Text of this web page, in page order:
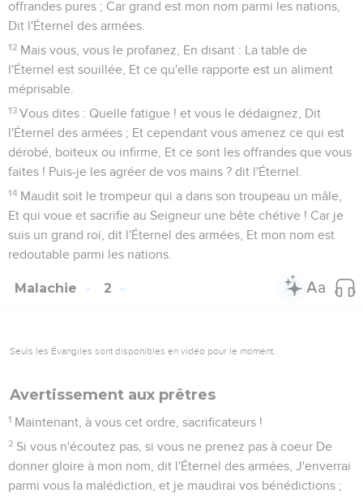
offrandes pures ; Car grand est mon nom parmi les nations,
Dit l'Éternel des armées.
12 Mais vous, vous le profanez, En disant : La table de
l'Éternel est souillée, Et ce qu'elle rapporte est un aliment
méprisable.
13 Vous dites : Quelle fatigue ! et vous le dédaignez, Dit
l'Éternel des armées ; Et cependant vous amenez ce qui est
dérobé, boiteux ou infirme, Et ce sont les offrandes que vous
faites ! Puis-je les agréer de vos mains ? dit l'Éternel.
14 Maudit soit le trompeur qui a dans son troupeau un mâle,
Et qui voue et sacrifie au Seigneur une bête chétive ! Car je
suis un grand roi, dit l'Éternel des armées, Et mon nom est
redoutable parmi les nations.
Malachie 2
Seuls les Évangiles sont disponibles en vidéo pour le moment.
Avertissement aux prêtres
1 Maintenant, à vous cet ordre, sacrificateurs !
2 Si vous n'écoutez pas, si vous ne prenez pas à coeur De
donner gloire à mon nom, dit l'Éternel des armées, J'enverrai
parmi vous la malédiction, et je maudirai vos bénédictions ;